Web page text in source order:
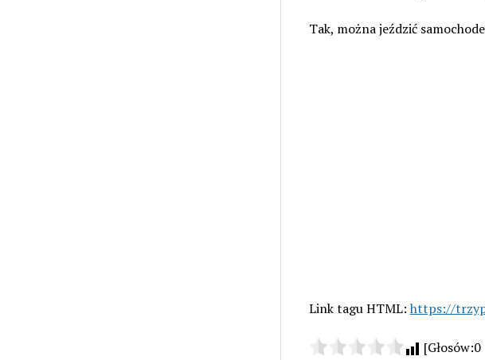
Tak, można jeździć
Link tagu HTML: https://